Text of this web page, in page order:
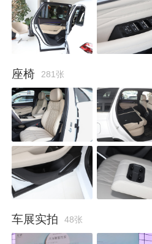
座椅 281张
车展实拍 48张